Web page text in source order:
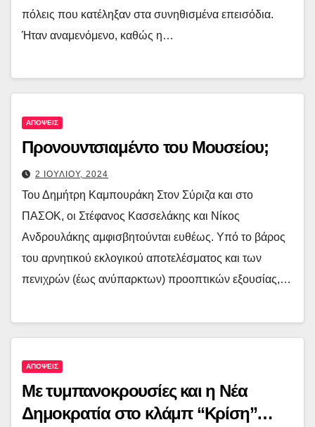
πόλεις που κατέληξαν στα συνηθισμένα επεισόδια.
Ήταν αναμενόμενο, καθώς η…
ΑΠΟΨΕΙΣ
Προνουντσιαμέντο του Μουσείου;
2 ΙΟΥΛΙΟΥ, 2024
Του Δημήτρη Καμπουράκη Στον Σύριζα και στο
ΠΑΣΟΚ, οι Στέφανος Κασσελάκης και Νίκος
Ανδρουλάκης αμφισβητούνται ευθέως. Υπό το βάρος
του αρνητικού εκλογικού αποτελέσματος και των
πενιχρών (έως ανύπαρκτων) προοπτικών εξουσίας,…
ΑΠΟΨΕΙΣ
Με τυμπανοκρουσίες και η Νέα
Δημοκρατία στο κλάμπ “Κρίση”…